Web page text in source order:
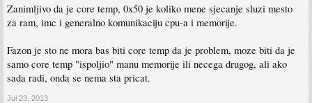
Zanimljivo da je core temp, 0x50 je koliko mene sjecanje sluzi mesto
za ram, imc i generalno komunikaciju cpu-a i memorije.
Fazon je sto ne mora bas biti core temp da je problem, moze biti da je
samo core temp "ispoljio" manu memorije ili necega drugog, ali ako
sada radi, onda se nema sta pricat.
Jul 23, 2013